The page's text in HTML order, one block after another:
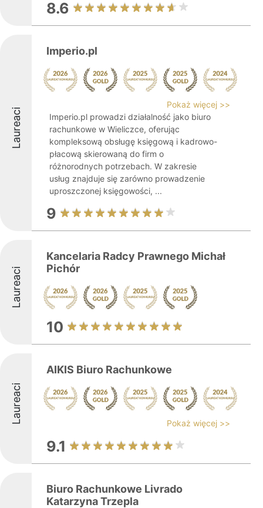
8.6
Laureaci
Imperio.pl
Pokaż więcej >>
Imperio.pl prowadzi działalność jako biuro
rachunkowe w Wieliczce, oferując
kompleksową obsługę księgową i kadrowo-
płacową skierowaną do firm o
różnorodnych potrzebach. W zakresie
usług znajduje się zarówno prowadzenie
uproszczonej księgowości, ...
9
Laureaci
Kancelaria Radcy Prawnego Michał
Pichór
10
Laureaci
AIKIS Biuro Rachunkowe
Pokaż więcej >>
9.1
Biuro Rachunkowe Livrado
Katarzyna Trzepla